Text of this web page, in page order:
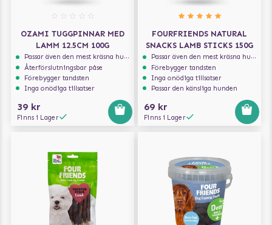
OZAMI TUGGPINNAR MED
LAMM 12.5CM 100G
Passar även den mest kräsna hunden
Återförslutningsbar påse
Förebygger tandsten
Inga onödiga tillsatser
39 kr
Finns i Lager
FOURFRIENDS NATURAL
SNACKS LAMB STICKS 150G
Passar även den mest kräsna hunden
Förebygger tandsten
Inga onödiga tillsatser
Passar den känsliga hunden
69 kr
Finns i Lager